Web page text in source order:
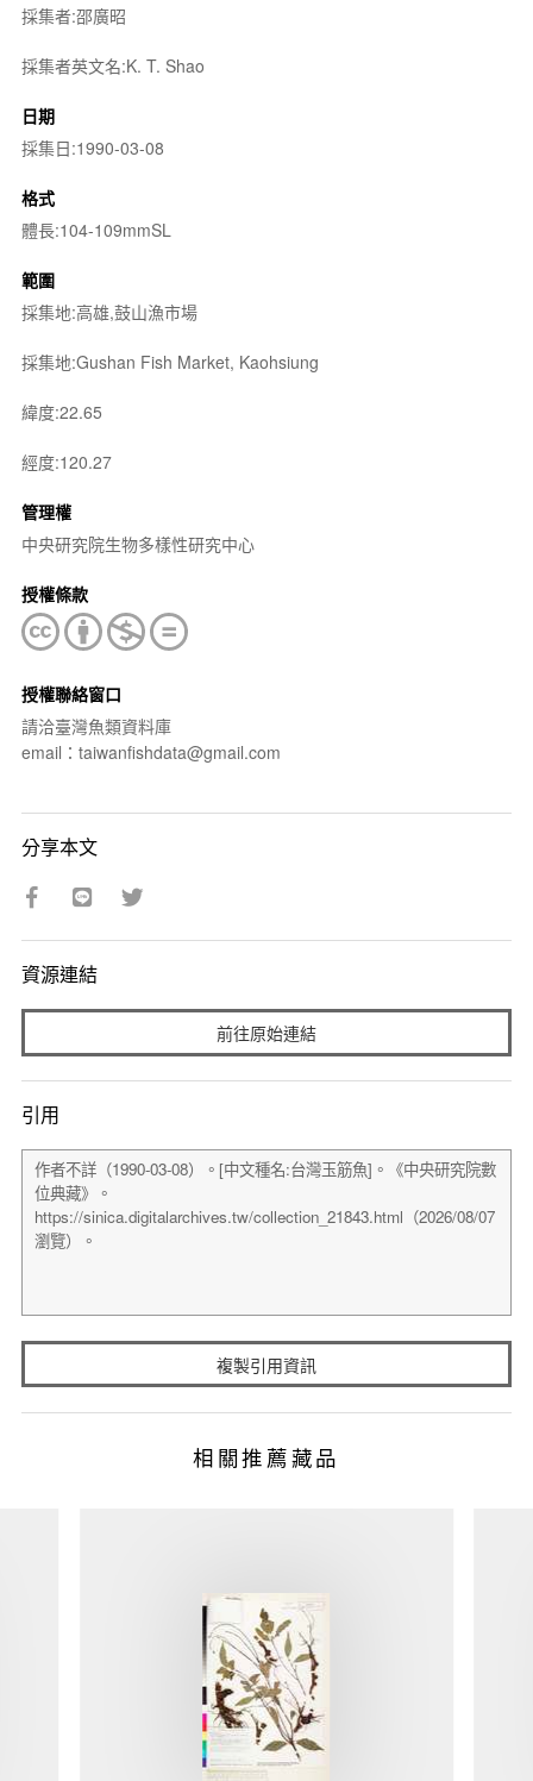
採集者:邵廣昭
採集者英文名:K. T. Shao
日期
採集日:1990-03-08
格式
體長:104-109mmSL
範圍
採集地:高雄,鼓山漁市場
採集地:Gushan Fish Market, Kaohsiung
緯度:22.65
經度:120.27
管理權
中央研究院生物多樣性研究中心
授權條款
授權聯絡窗口
請洽臺灣魚類資料庫
email：taiwanfishdata@gmail.com
分享本文
資源連結
前往原始連結
引用
複製引用資訊
相關推薦藏品